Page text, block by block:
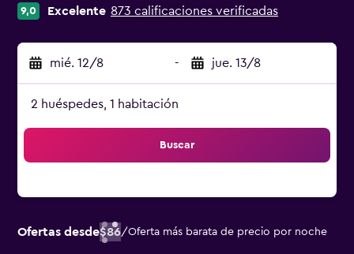
9,0 Excelente 873 calificaciones verificadas
mié. 12/8 - jue. 13/8
2 huéspedes, 1 habitación
Buscar
Ofertas desde$86/Oferta más barata de precio por noche